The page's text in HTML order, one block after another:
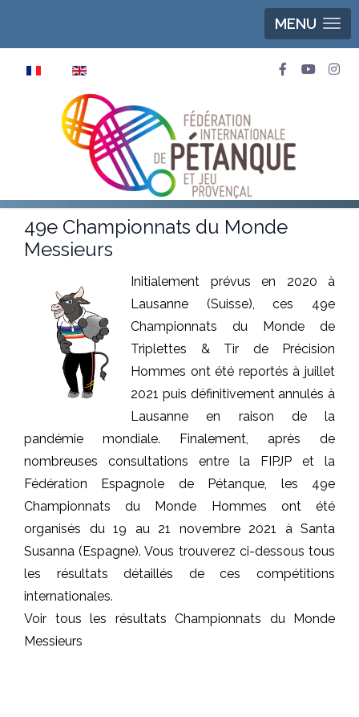
MENU
49e Championnats du Monde
Messieurs
Initialement prévus en 2020 à
Lausanne (Suisse), ces 49e
Championnats du Monde de
Triplettes & Tir de Précision
Hommes ont été reportés à juillet
2021 puis définitivement annulés à
Lausanne en raison de la
pandémie mondiale. Finalement, après de
nombreuses consultations entre la FIPJP et la
Fédération Espagnole de Pétanque, les 49e
Championnats du Monde Hommes ont été
organisés du 19 au 21 novembre 2021 à Santa
Susanna (Espagne). Vous trouverez ci-dessous tous
les résultats détaillés de ces compétitions
internationales.
Voir tous les résultats Championnats du Monde
Messieurs